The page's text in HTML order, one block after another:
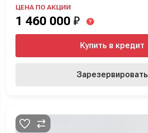
ЦЕНА ПО АКЦИИ
1 460 000 ₽ ?
Купить в кредит
Зарезервировать